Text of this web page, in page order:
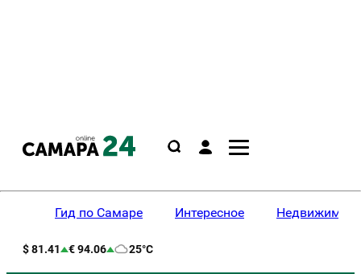
Гид по Самаре Интересное
$ 81.41 € 94.06 25°C